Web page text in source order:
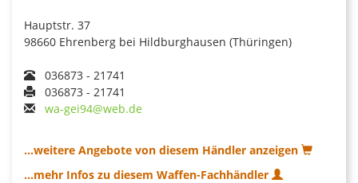
Hauptstr. 37
98660 Ehrenberg bei Hildburghausen (Thüringen)
036873 - 21741
036873 - 21741
wa-gei94@web.de
...weitere Angebote von diesem Händler anzeigen
...mehr Infos zu diesem Waffen-Fachhändler